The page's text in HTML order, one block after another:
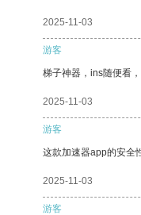
2025-11-03
游客
梯子神器，ins随便看，
2025-11-03
游客
这款加速器app的安全
2025-11-03
游客